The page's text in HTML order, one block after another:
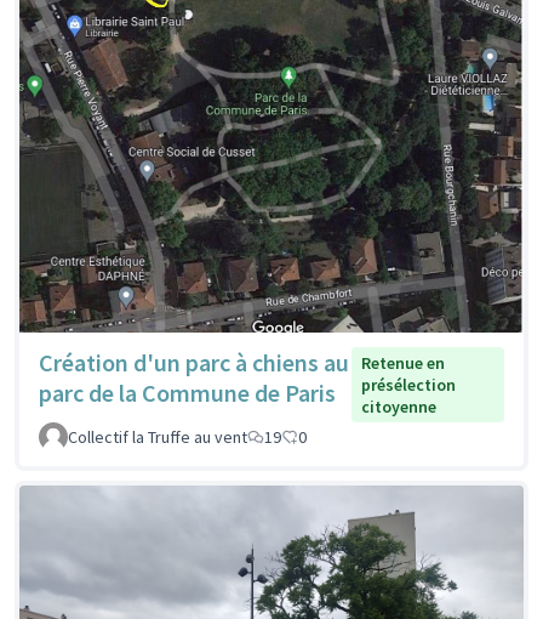
Création d'un parc à chiens au
parc de la Commune de Paris
Retenue en
présélection
citoyenne
Collectif la Truffe au vent
19 0